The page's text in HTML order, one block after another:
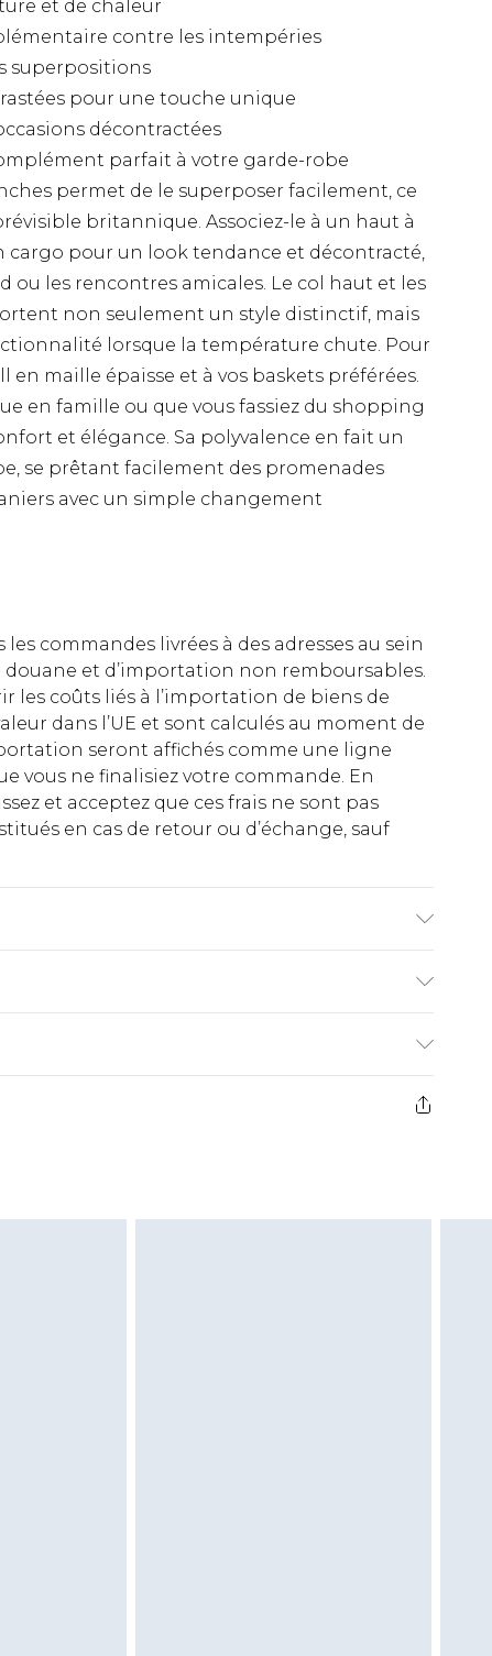
et de chaleur
contre les intempéries
superpositions
pour une touche unique
décontractées
parfait à votre garde-robe
permet de le superposer facilement, ce
britannique. Associez-le à un haut à
pour un look tendance et décontracté,
ou les rencontres amicales. Le col haut et les
non seulement un style distinctif, mais
lorsque la température chute. Pour
en maille épaisse et à vos baskets préférées.
en famille ou que vous fassiez du shopping
et élégance. Sa polyvalence en fait un
se prêtant facilement des promenades
avec un simple changement
commandes livrées à des adresses au sein
douane et d’importation non remboursables.
les coûts liés à l’importation de biens de
dans l’UE et sont calculés au moment de
seront affichés comme une ligne
vous ne finalisiez votre commande. En
et acceptez que ces frais ne sont pas
en cas de retour ou d’échange, sauf
€2.99
€9.99